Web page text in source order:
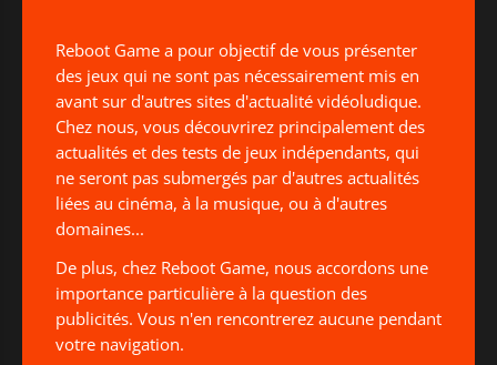
Reboot Game a pour objectif de vous présenter
des jeux qui ne sont pas nécessairement mis en
avant sur d'autres sites d'actualité vidéoludique.
Chez nous, vous découvrirez principalement des
actualités et des tests de jeux indépendants, qui
ne seront pas submergés par d'autres actualités
liées au cinéma, à la musique, ou à d'autres
domaines...
De plus, chez Reboot Game, nous accordons une
importance particulière à la question des
publicités. Vous n'en rencontrerez aucune pendant
votre navigation.